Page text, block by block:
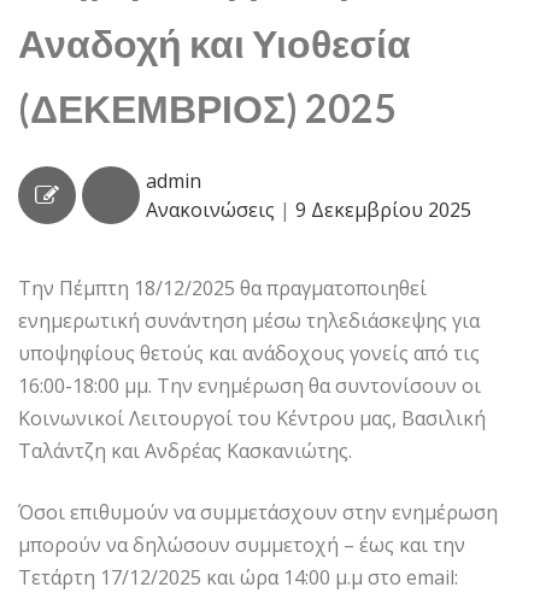
Αναδοχή και Υιοθεσία
(ΔΕΚΕΜΒΡΙΟΣ) 2025
admin
Ανακοινώσεις | 9 Δεκεμβρίου 2025
Την Πέμπτη 18/12/2025 θα πραγματοποιηθεί
ενημερωτική συνάντηση μέσω τηλεδιάσκεψης για
υποψηφίους θετούς και ανάδοχους γονείς από τις
16:00-18:00 μμ. Την ενημέρωση θα συντονίσουν οι
Κοινωνικοί Λειτουργοί του Κέντρου μας, Βασιλική
Ταλάντζη και Ανδρέας Κασκανιώτης.
Όσοι επιθυμούν να συμμετάσχουν στην ενημέρωση
μπορούν να δηλώσουν συμμετοχή – έως και την
Τετάρτη 17/12/2025 και ώρα 14:00 μ.μ στο email: